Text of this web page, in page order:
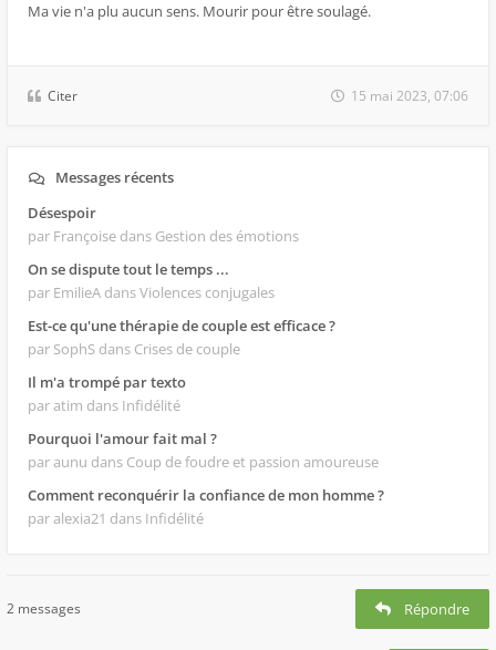
Ma vie n'a plu aucun sens. Mourir pour être soulagé.
Citer 15 mai 2023, 07:06
Messages récents
Désespoir
par Françoise dans Gestion des émotions
On se dispute tout le temps ...
par EmilieA dans Violences conjugales
Est-ce qu'une thérapie de couple est efficace ?
par SophS dans Crises de couple
Il m'a trompé par texto
par atim dans Infidélité
Pourquoi l'amour fait mal ?
par aunu dans Coup de foudre et passion amoureuse
Comment reconquérir la confiance de mon homme ?
par alexia21 dans Infidélité
2 messages Répondre